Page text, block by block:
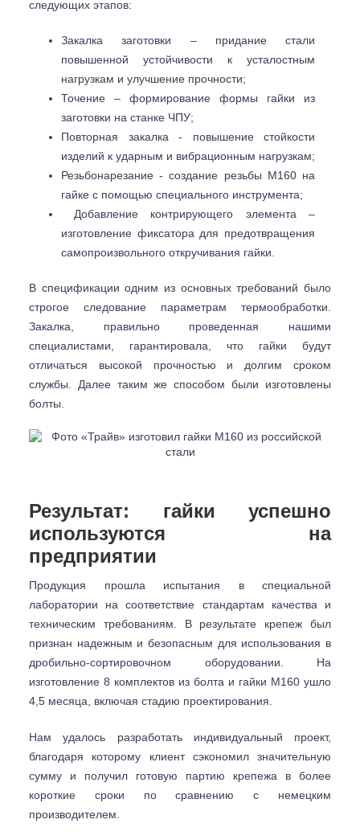
следующих этапов:
Закалка заготовки – придание стали
повышенной устойчивости к усталостным
нагрузкам и улучшение прочности;
Точение – формирование формы гайки из
заготовки на станке ЧПУ;
Повторная закалка - повышение стойкости
изделий к ударным и вибрационным нагрузкам;
Резьбонарезание - создание резьбы М160 на
гайке с помощью специального инструмента;
Добавление контрирующего элемента –
изготовление фиксатора для предотвращения
самопроизвольного откручивания гайки.
​​В спецификации одним из основных требований было
строгое следование параметрам термообработки.
Закалка, правильно проведенная нашими
специалистами, гарантировала, что гайки будут
отличаться высокой прочностью и долгим сроком
службы. Далее таким же способом были изготовлены
болты.
Результат: гайки успешно
используются на
предприятии
Продукция прошла испытания в специальной
лаборатории на соответствие стандартам качества и
техническим требованиям. В результате крепеж был
признан надежным и безопасным для использования в
дробильно-сортировочном оборудовании. На
изготовление 8 комплектов из болта и гайки М160 ушло
4,5 месяца, включая стадию проектирования.
Нам удалось разработать индивидуальный проект,
благодаря которому клиент сэкономил значительную
сумму и получил готовую партию крепежа в более
короткие сроки по сравнению с немецким
производителем.